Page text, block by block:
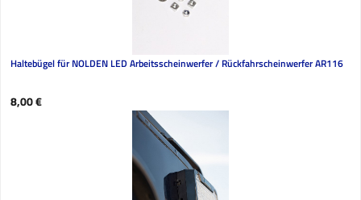
Haltebügel für NOLDEN LED Arbeitsscheinwerfer / Rückfahrscheinwerfer AR116
Regulärer Preis:
8,00 €